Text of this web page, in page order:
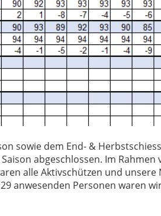
sowie dem End- &
abgeschlossen. Im
alle Aktivschützen und unsere
anwesenden Personen waren